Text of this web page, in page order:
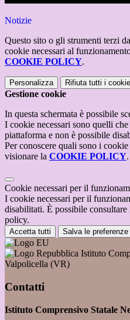
Notizie
Questo sito o gli strumenti terzi
cookie necessari al
COOKIE POLICY.
Personalizza Rifiuta tutti i
Gestione cookie
In questa schermata è possibile
I cookie necessari sono quelli
piattaforma e non è possibile
Per conoscere quali sono i
visionare la COOKIE POLICY.
Cookie necessari per il
I cookie necessari per il
disabilitati. È possibile
policy.
Accetta tutti Salva le preferenze
Istituto
Valpolicella (VR)
Contatti
Istituto Comprensivo Statale